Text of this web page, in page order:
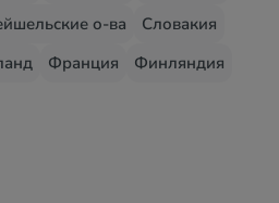
о-ва
Словакия
Франция
Финляндия